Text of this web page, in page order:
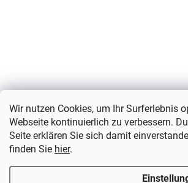
Wir nutzen Cookies, um Ihr Surferlebnis
Webseite kontinuierlich zu verbessern.
Seite erklären Sie sich damit
finden Sie hier.